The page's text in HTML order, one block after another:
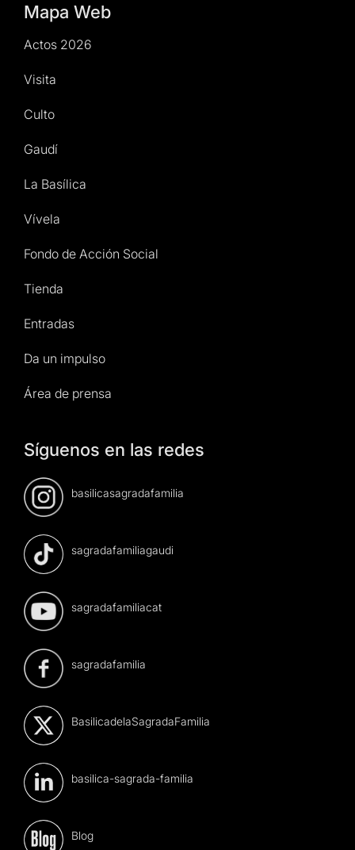
Mapa Web
Actos 2026
Visita
Culto
Gaudí
La Basílica
Vívela
Fondo de Acción Social
Tienda
Entradas
Da un impulso
Área de prensa
Síguenos en las redes
basilicasagradafamilia
sagradafamiliagaudi
sagradafamiliacat
sagradafamilia
BasilicadelaSagradaFamilia
basilica-sagrada-familia
Blog